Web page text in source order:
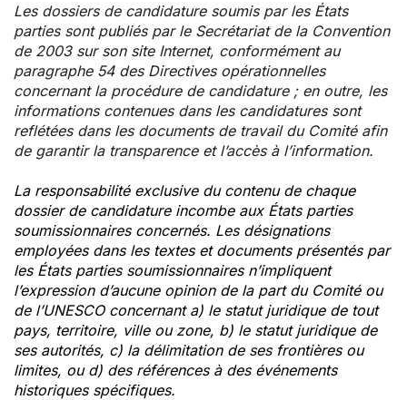
Les dossiers de candidature soumis par les États
parties sont publiés par le Secrétariat de la Convention
de 2003 sur son site Internet, conformément au
paragraphe 54 des Directives opérationnelles
concernant la procédure de candidature ; en outre, les
informations contenues dans les candidatures sont
reflétées dans les documents de travail du Comité afin
de garantir la transparence et l’accès à l’information.
La responsabilité exclusive du contenu de chaque
dossier de candidature incombe aux États parties
soumissionnaires concernés. Les désignations
employées dans les textes et documents présentés par
les États parties soumissionnaires n’impliquent
l’expression d’aucune opinion de la part du Comité ou
de l’UNESCO concernant a) le statut juridique de tout
pays, territoire, ville ou zone, b) le statut juridique de
ses autorités, c) la délimitation de ses frontières ou
limites, ou d) des références à des événements
historiques spécifiques.